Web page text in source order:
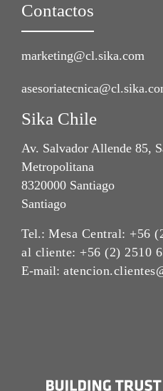
Contactos
marketing@cl.sika.com
Sika Chile
Av. Salvador Allende 85,
Metropolitana
8320000 Santiago
Santiago
Tel.: Mesa Central: +56
al cliente: +56 (2) 2510
E-mail: